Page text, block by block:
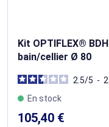
Kit OPTIFLEX® BDH
bain/cellier Ø 80
2.5/5 - 2
En stock
105,40 €